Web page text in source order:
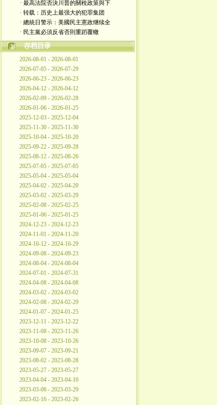
· 最高法院否決川普的關稅政策與下
· 转载：历史上最强大的犯罪集团
· 總統日警示：美國民主憲政继续全
· 民主黨必須反省否則重蹈覆轍
存档目录
2026-08-01 - 2026-08-01
2026-07-05 - 2026-07-29
2026-06-23 - 2026-06-23
2026-04-12 - 2026-04-12
2026-02-09 - 2026-02-28
2026-01-06 - 2026-01-25
2025-12-03 - 2025-12-04
2025-11-30 - 2025-11-30
2025-10-04 - 2025-10-20
2025-09-22 - 2025-09-28
2025-08-12 - 2025-08-26
2025-07-05 - 2025-07-05
2025-05-04 - 2025-05-04
2025-04-02 - 2025-04-20
2025-03-02 - 2025-03-29
2025-02-08 - 2025-02-25
2025-01-06 - 2025-01-25
2024-12-23 - 2024-12-23
2024-11-01 - 2024-11-20
2024-10-12 - 2024-10-29
2024-09-08 - 2024-09-23
2024-08-04 - 2024-08-04
2024-07-01 - 2024-07-31
2024-04-08 - 2024-04-08
2024-03-02 - 2024-03-02
2024-02-08 - 2024-02-29
2024-01-07 - 2024-01-25
2023-12-11 - 2023-12-22
2023-11-08 - 2023-11-26
2023-10-08 - 2023-10-26
2023-09-07 - 2023-09-21
2023-08-02 - 2023-08-28
2023-05-27 - 2023-05-27
2023-04-04 - 2023-04-10
2023-03-06 - 2023-03-29
2023-02-16 - 2023-02-26